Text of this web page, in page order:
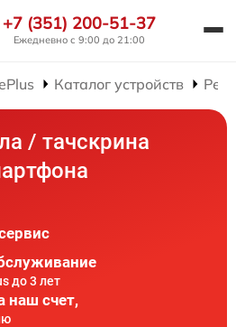
+7 (351) 200-51-37
Ежедневно с 9:00 до 21:00
Каталог устройств
/ тачскрина
до 3 лет
наш счет,